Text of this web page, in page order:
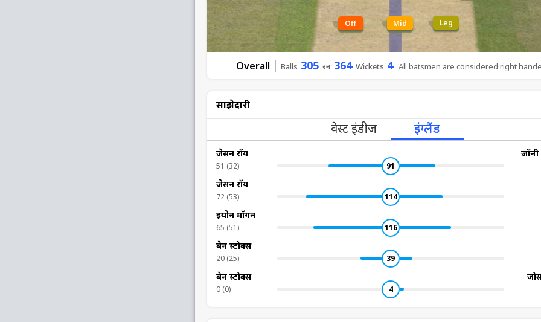
Off Mid Leg
Overall Balls 305 रन 364 Wickets 4 All batsmen are considered right
साझेदारी
वेस्ट इंडीज इंग्लैंड
जेसन रॉय
51 (32) 91
जॉनी
जेसन रॉय
72 (53) 114
इयोन मॉर्गन
65 (51) 116
बेन स्टोक्स
20 (25) 39
बेन स्टोक्स
0 (0) 4